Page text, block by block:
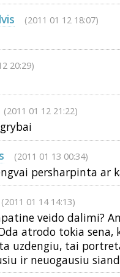
(2011 01 12 18:07)
20:29)
(2011 01 12 21:22)
(2011 01 13 00:34)
persharpinta ar
(2011 01 14 14:13)
veido dalimi?
atrodo tokia sena,
uzdengiu, tai
ir neuogausiu